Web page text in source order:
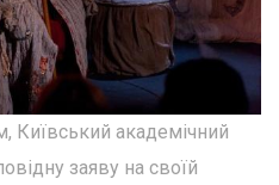
Київський академічний
заяву на своїй